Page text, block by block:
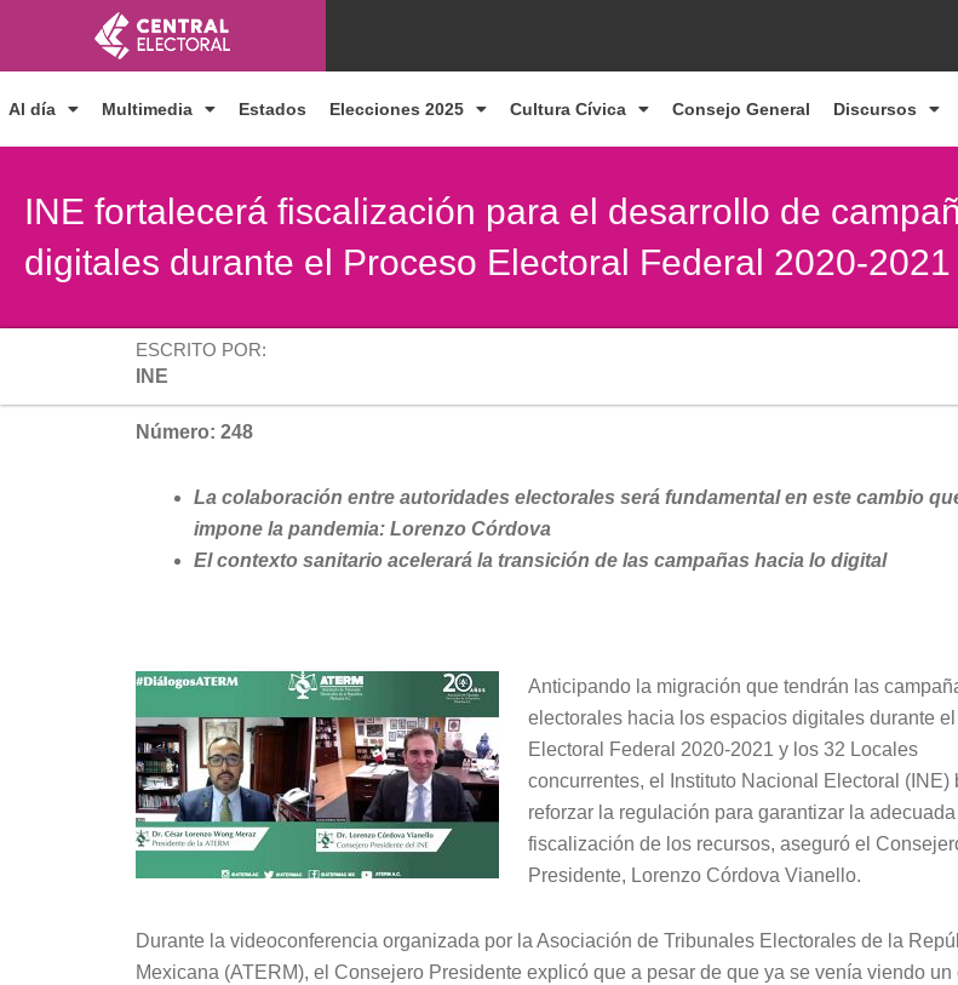
contenido
Al día Multimedia Estados Elecciones 2025 Cultura Cívica Consejo General Discursos
INE fortalecerá fiscalización para el desarrollo de
digitales durante el Proceso Electoral Federal 2020-2021
ESCRITO POR:
INE
Número: 248
La colaboración entre autoridades electorales será fundamental en este cambio
impone la pandemia: Lorenzo Córdova
El contexto sanitario acelerará la transición de las campañas hacia lo digital
Anticipando la migración que tendrán las
electorales hacia los espacios digitales durante
Electoral Federal 2020-2021 y los 32 Locales
concurrentes, el Instituto Nacional Electoral (INE)
reforzar la regulación para garantizar la adecuada
fiscalización de los recursos, aseguró el
Presidente, Lorenzo Córdova Vianello.
Durante la videoconferencia organizada por la Asociación de Tribunales Electorales de la
Mexicana (ATERM), el Consejero Presidente explicó que a pesar de que ya se venía viendo un